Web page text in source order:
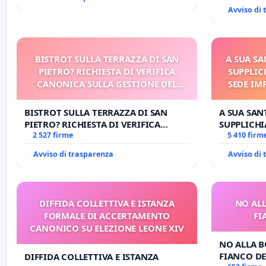
Avviso di
BISTROT SULLA TERRAZZA DI SAN
PIETRO? RICHIESTA DI VERIFICA
CANONICA SULLA GESTIONE DEL
BISTROT SULLA TERRAZZA DI SAN
PIETRO? RICHIESTA DI VERIFICA
CANONICA SULLA GESTIONE DEL
CARD. GAMBETTI
2 527 firme
Avviso di trasparenza
A SUA
SEDE
A SUA
SEDE
DI FAR
5 410
Avviso di
DIFFIDA COLLETTIVA E ISTANZA
FORMALE DI ACCERTAMENTO
CANONICO SU ELEZIONE LEONE XIV
DIFFIDA COLLETTIVA E ISTANZA
NO
NO ALLA
FIANCO